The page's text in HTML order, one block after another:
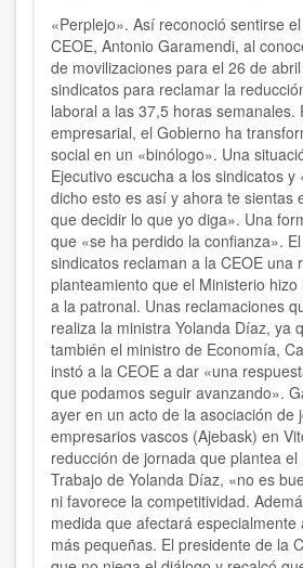
«Perplejo». Así reconoció sentirse
CEOE, Antonio Garamendi, al
de movilizaciones para el 26 de
sindicatos para reclamar la
laboral a las 37,5 horas semanales.
empresarial, el Gobierno ha
social en un «binólogo». Una
Ejecutivo escucha a los sindicatos
dicho esto es así y ahora te sientas
que decidir lo que yo diga». Una
que «se ha perdido la confianza».
sindicatos reclaman a la CEOE una
planteamiento que el Ministerio
a la patronal. Unas reclamaciones
realiza la ministra Yolanda Díaz, ya
también el ministro de Economía,
instó a la CEOE a dar «una
que podamos seguir avanzando».
ayer en un acto de la asociación de
empresarios vascos (Ajebask) en
reducción de jornada que plantea
Trabajo de Yolanda Díaz, «no es
ni favorece la competitividad.
medida que afectará especialmente
más pequeñas. El presidente de la